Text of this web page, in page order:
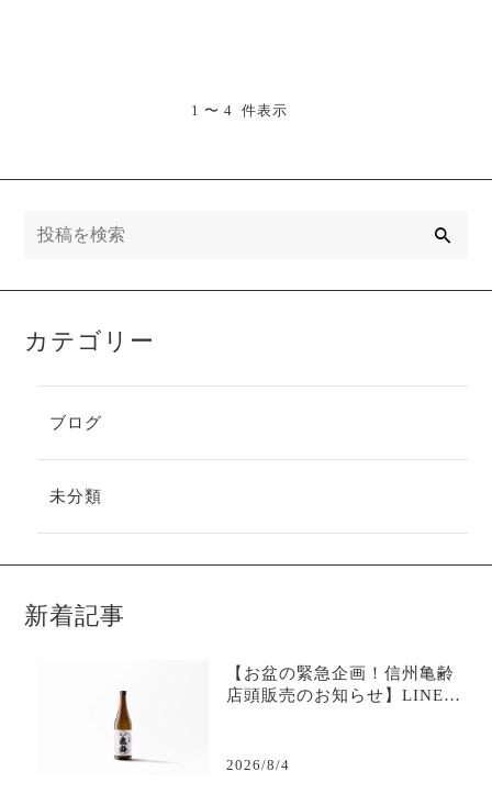
1 〜 4 件表示
カテゴリー
ブログ
未分類
新着記事
【お盆の緊急企画！信州亀齢
店頭販売のお知らせ】LINE限
2026/8/4